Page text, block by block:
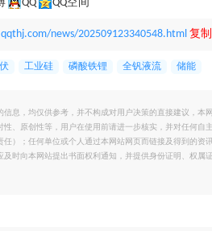
QQ QQ空间
news/202509123340548.html 复
工业硅 磷酸铁锂 全钒液流 储能
信息，均仅供参考，并不构成对用户决策的直接建议，
性、原创性等，用户在使用前请进一步核实，并对任何
任）；任何单位或个人通过本网站网页而链接及得到的
及时向本网站提出书面权利通知，并提供身份证明、权